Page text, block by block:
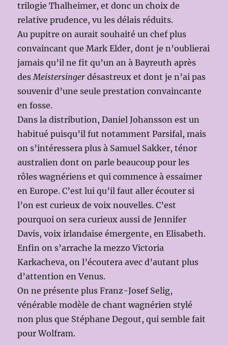
trilogie Thalheimer, et donc un choix de
relative prudence, vu les délais réduits.
Au pupitre on aurait souhaité un chef plus
convaincant que Mark Elder, dont je n’oublierai
jamais qu’il ne fit qu’un an à Bayreuth après
desMeistersinger désastreux et dont je n’ai pas
souvenir d’une seule prestation convaincante
en fosse.
Dans la distribution, Daniel Johansson est un
habitué puisqu’il fut notamment Parsifal, mais
on s’intéressera plus à Samuel Sakker, ténor
australien dont on parle beaucoup pour les
rôles wagnériens et qui commence à essaimer
en Europe. C’est lui qu’il faut aller écouter si
l’on est curieux de voix nouvelles. C’est
pourquoi on sera curieux aussi de Jennifer
Davis, voix irlandaise émergente, en Elisabeth.
Enfin on s’arrache la mezzo Victoria
Karkacheva, on l’écoutera avec d’autant plus
d’attention en Venus.
On ne présente plus Franz-Josef Selig,
vénérable modèle de chant wagnérien stylé
non plus que Stéphane Degout, qui semble fait
pour Wolfram.